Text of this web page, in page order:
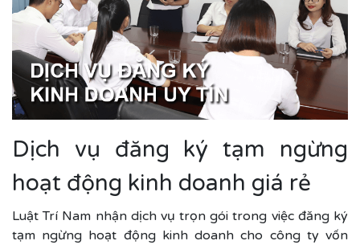
Dịch vụ đăng ký tạm ngừng
hoạt động kinh doanh giá rẻ
Luật Trí Nam nhận dịch vụ trọn gói trong việc đăng ký
tạm ngừng hoạt động kinh doanh cho công ty vốn